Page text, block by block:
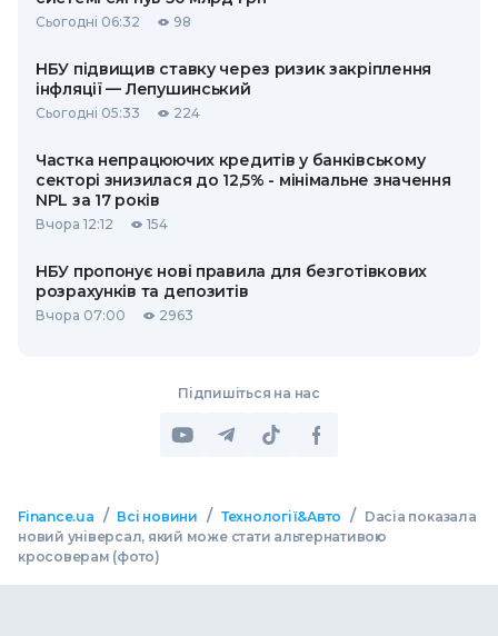
Сьогодні 06:32 98
НБУ підвищив ставку через ризик закріплення
інфляції — Лепушинський
Сьогодні 05:33 224
Частка непрацюючих кредитів у банківському
секторі знизилася до 12,5% - мінімальне значення
NPL за 17 років
Вчора 12:12 154
НБУ пропонує нові правила для безготівкових
розрахунків та депозитів
Вчора 07:00 2963
Підпишіться на нас
Finance.ua / Всі новини / Технології&Авто /
Dacia показала
новий універсал, який може стати альтернативою
кросоверам (фото)